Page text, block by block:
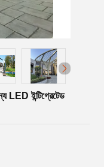
LED ইন্টিগ্রেটেড